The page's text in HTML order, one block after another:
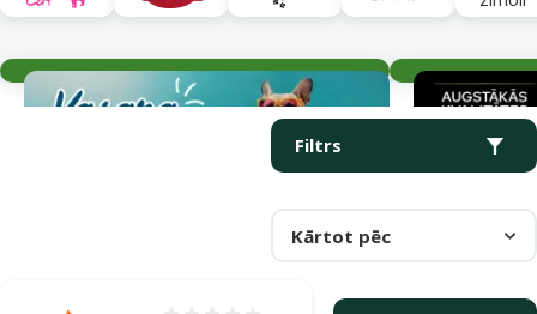
Filtrs
Kārtot pēc
Produkti kategorijā Rotaļlietas uz kociņa kaķiem